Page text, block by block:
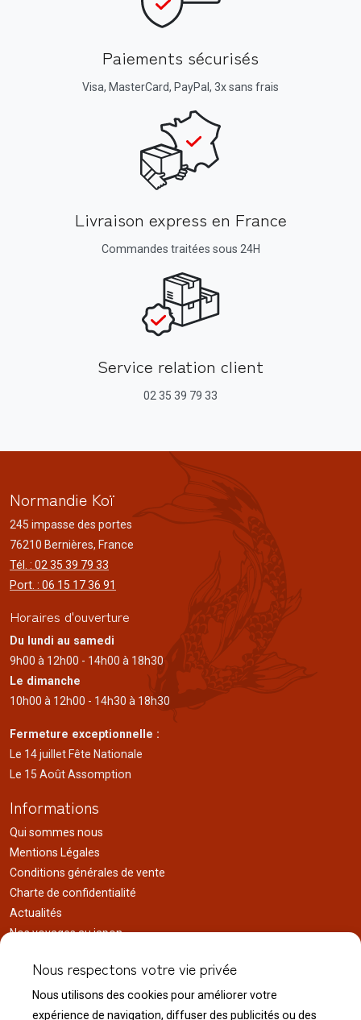
Paiements sécurisés
Visa, MasterCard, PayPal, 3x sans frais
Livraison express en France
Commandes traitées sous 24H
Service relation client
02 35 39 79 33
Normandie Koï
245 impasse des portes
76210 Bernières, France
Tél. : 02 35 39 79 33
Port. : 06 15 17 36 91
Horaires d'ouverture
Du lundi au samedi
9h00 à 12h00 - 14h00 à 18h30
Le dimanche
10h00 à 12h00 - 14h30 à 18h30
Fermeture exceptionnelle :
Le 14 juillet Fête Nationale
Le 15 Août Assomption
Informations
Qui sommes nous
Mentions Légales
Conditions générales de vente
Charte de confidentialité
Actualités
Nos voyages au japon
Liens utiles
Service client
Nous respectons votre vie privée
Nous utilisons des cookies pour améliorer votre
expérience de navigation, diffuser des publicités ou des